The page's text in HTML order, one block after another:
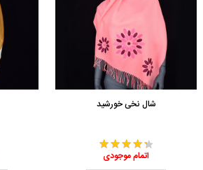
شال نخی خورشید
اتمام موجودی